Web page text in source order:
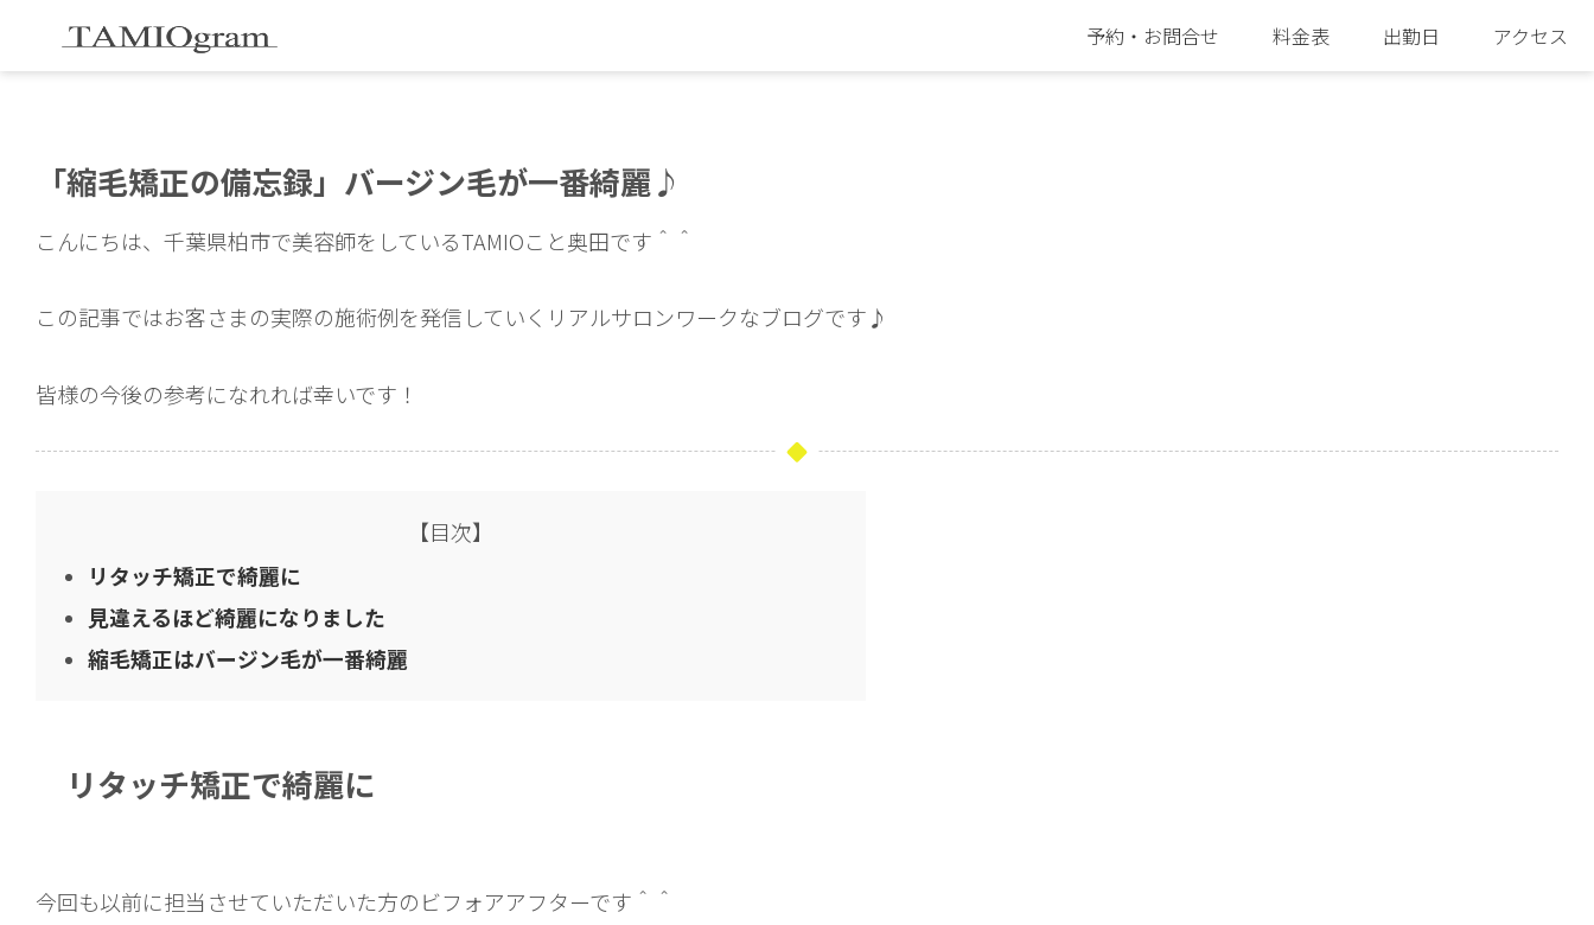
予約・お問合せ 料金表 出勤日 アクセス
「縮毛矯正の備忘録」バージン毛が一番綺麗♪
こんにちは、千葉県柏市で美容師をしているTAMIOこと奥田です＾＾
この記事ではお客さまの実際の施術例を発信していくリアルサロンワークなブログです♪
皆様の今後の参考になれれば幸いです！
【目次】
リタッチ矯正で綺麗に
見違えるほど綺麗になりました
縮毛矯正はバージン毛が一番綺麗
リタッチ矯正で綺麗に
今回も以前に担当させていただいた方のビフォアアフターです＾＾